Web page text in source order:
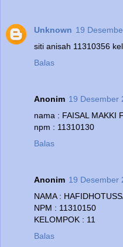
Unknown 19
siti anisah 11310356
Balas
Anonim 19 Desember
nama : FAISAL MAKKI
npm : 11310130
Balas
Anonim 19 Desember
NAMA :
NPM : 11310150
KELOMPOK : 11
Balas